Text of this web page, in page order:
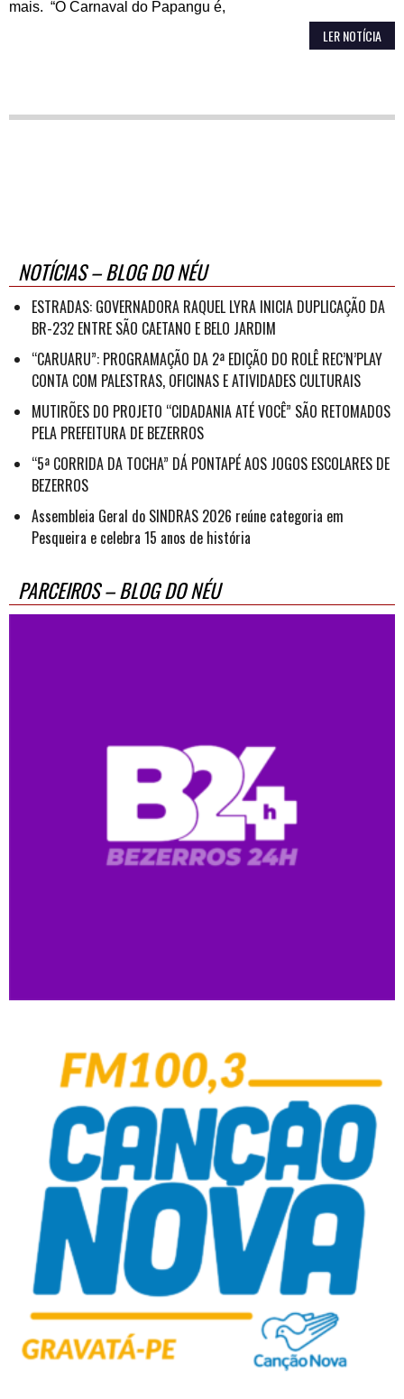
mais. “O Carnaval do Papangu é,
LER NOTÍCIA
NOTÍCIAS – BLOG DO NÉU
ESTRADAS: GOVERNADORA RAQUEL LYRA INICIA DUPLICAÇÃO DA
BR-232 ENTRE SÃO CAETANO E BELO JARDIM
“CARUARU”: PROGRAMAÇÃO DA 2ª EDIÇÃO DO ROLÊ REC’N’PLAY
CONTA COM PALESTRAS, OFICINAS E ATIVIDADES CULTURAIS
MUTIRÕES DO PROJETO “CIDADANIA ATÉ VOCÊ” SÃO RETOMADOS
PELA PREFEITURA DE BEZERROS
“5ª CORRIDA DA TOCHA” DÁ PONTAPÉ AOS JOGOS ESCOLARES DE
BEZERROS
Assembleia Geral do SINDRAS 2026 reúne categoria em
Pesqueira e celebra 15 anos de história
PARCEIROS – BLOG DO NÉU